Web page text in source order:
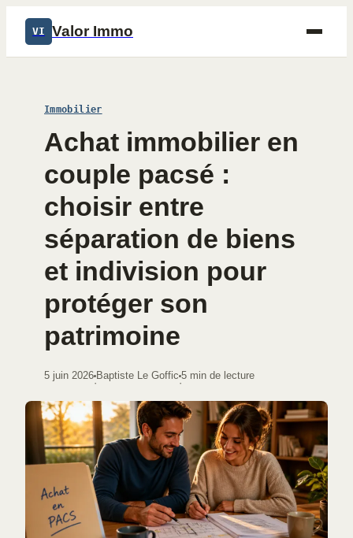
VI Valor Immo
Immobilier
Achat immobilier en
couple pacsé :
choisir entre
séparation de biens
et indivision pour
protéger son
patrimoine
5 juin 2026
·
Baptiste Le Goffic
·
5 min de lecture